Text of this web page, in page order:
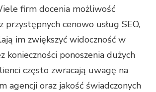
firm docenia możliwość
przystępnych cenowo usług SEO,
im zwiększyć widoczność w
konieczności ponoszenia dużych
często zwracają uwagę na
agencji oraz jakość świadczonych